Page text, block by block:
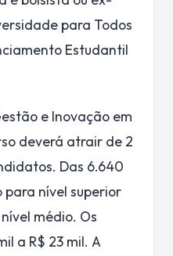
para Todos
Estudantil
e Inovação em
deverá atrair de 2
Das 6.640
para nível superior
médio. Os
a R$ 23 mil. A